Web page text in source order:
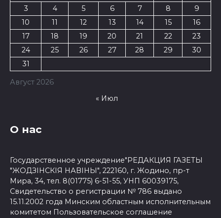
Август 2026
3
4 5 6 7 8
9
10
11 12 13 14 15
16
17
18 19 20 21 22
23
24
25 26 27 28 29
30
31
« Июл
О нас
Государственное учреждение"РЕДАКЦИЯ ГАЗЕТЫ
"ЖОДЗІНСКІЯ НАВІНЫ", 222160, г. Жодино, пр-т
Мира, 34, тел. 8(01775) 6-51-55, УНП 60039175,
Свидетельство о регистрации № 786 выдано
15.11.2002 года Минским областным исполнительным
комитетом Пользовательское соглашение